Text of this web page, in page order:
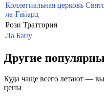
Коллегиальная церковь
ла-Гайард
Рози Траттория
Ла Бану
Другие
Куда чаще всего летают —
цены